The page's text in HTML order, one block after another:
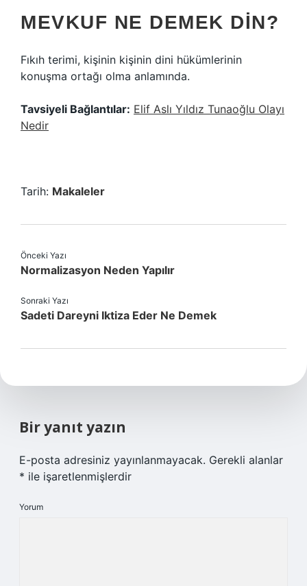
MEVKUF NE DEMEK DIN?
Fıkıh terimi, kişinin kişinin dini hükümlerinin
konuşma ortağı olma anlamında.
Tavsiyeli Bağlantılar: Elif Aslı Yıldız Tunaoğlu Olayı
Nedir
Tarih: Makaleler
Önceki Yazı
Normalizasyon Neden Yapılır
Sonraki Yazı
Sadeti Dareyni Iktiza Eder Ne Demek
Bir yanıt yazın
E-posta adresiniz yayınlanmayacak. Gerekli alanlar
* ile işaretlenmişlerdir
Yorum